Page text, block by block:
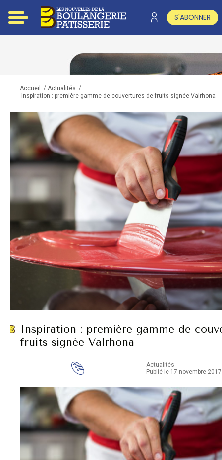
S'ABONNER
Accueil / Actualités /
Inspiration : première gamme de couvertures de fruits signée Valrhona
Inspiration : première gamme de
fruits signée Valrhona
Actualités
Publié le 17 novembre 2017